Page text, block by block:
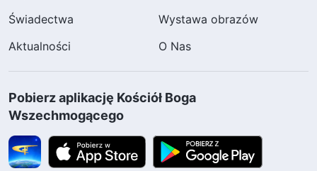
Świadectwa
Wystawa obrazów
Aktualności
O Nas
Pobierz aplikację Kościół Boga
Wszechmogącego